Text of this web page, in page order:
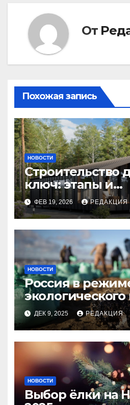
От
Похожая запись
НОВОСТИ
Строительство
ключ: этапы и
планирование
ФЕВ 19, 2026 РЕДАКЦИЯ
НОВОСТИ
Россия в
экологического
ДЕК 9, 2025 РЕДАКЦИЯ
НОВОСТИ
Выбор ёлки на